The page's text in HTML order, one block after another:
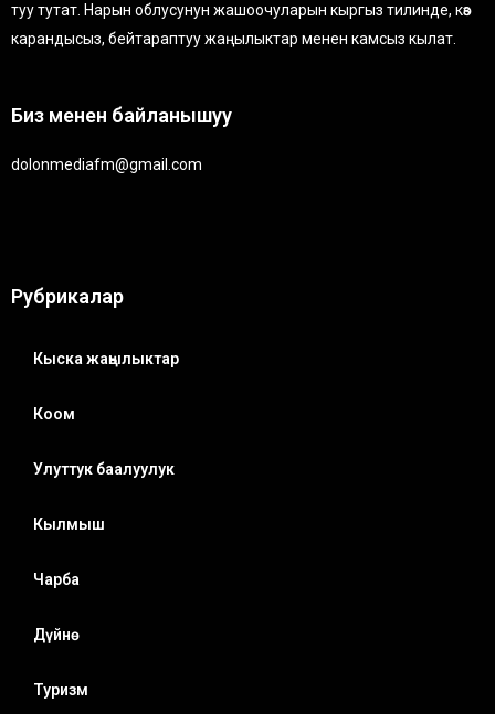
туу тутат. Нарын облусунун жашоочуларын кыргыз тилинде, көз
карандысыз, бейтараптуу жаңылыктар менен камсыз кылат.
Биз менен байланышуу
dolonmediafm@gmail.com
Рубрикалар
Кыска жаңылыктар
Коом
Улуттук баалуулук
Кылмыш
Чарба
Дүйнө
Туризм